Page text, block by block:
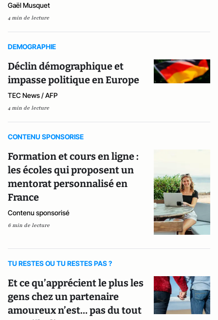
Gaël Musquet
4 min de lecture
DEMOGRAPHIE
Déclin démographique et
impasse politique en Europe
TEC News / AFP
4 min de lecture
CONTENU SPONSORISE
Formation et cours en ligne :
les écoles qui proposent un
mentorat personnalisé en
France
Contenu sponsorisé
6 min de lecture
TU RESTES OU TU RESTES PAS ?
Et ce qu’apprécient le plus les
gens chez un partenaire
amoureux n’est… pas du tout